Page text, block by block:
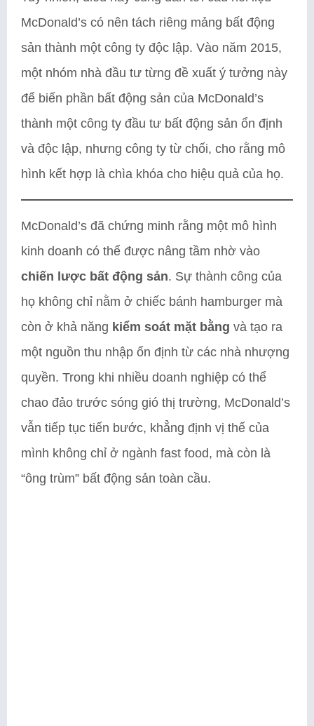
McDonald’s có nên tách riêng mảng bất động
sản thành một công ty độc lập. Vào năm 2015,
một nhóm nhà đầu tư từng đề xuất ý tưởng này
để biến phần bất động sản của McDonald’s
thành một công ty đầu tư bất động sản ổn định
và độc lập, nhưng công ty từ chối, cho rằng mô
hình kết hợp là chìa khóa cho hiệu quả của họ.
McDonald’s đã chứng minh rằng một mô hình
kinh doanh có thể được nâng tầm nhờ vào
chiến lược bất động sản. Sự thành công của
họ không chỉ nằm ở chiếc bánh hamburger mà
còn ở khả năng kiểm soát mặt bằng và tạo ra
một nguồn thu nhập ổn định từ các nhà nhượng
quyền. Trong khi nhiều doanh nghiệp có thể
chao đảo trước sóng gió thị trường, McDonald’s
vẫn tiếp tục tiến bước, khẳng định vị thế của
mình không chỉ ở ngành fast food, mà còn là
“ông trùm” bất động sản toàn cầu.